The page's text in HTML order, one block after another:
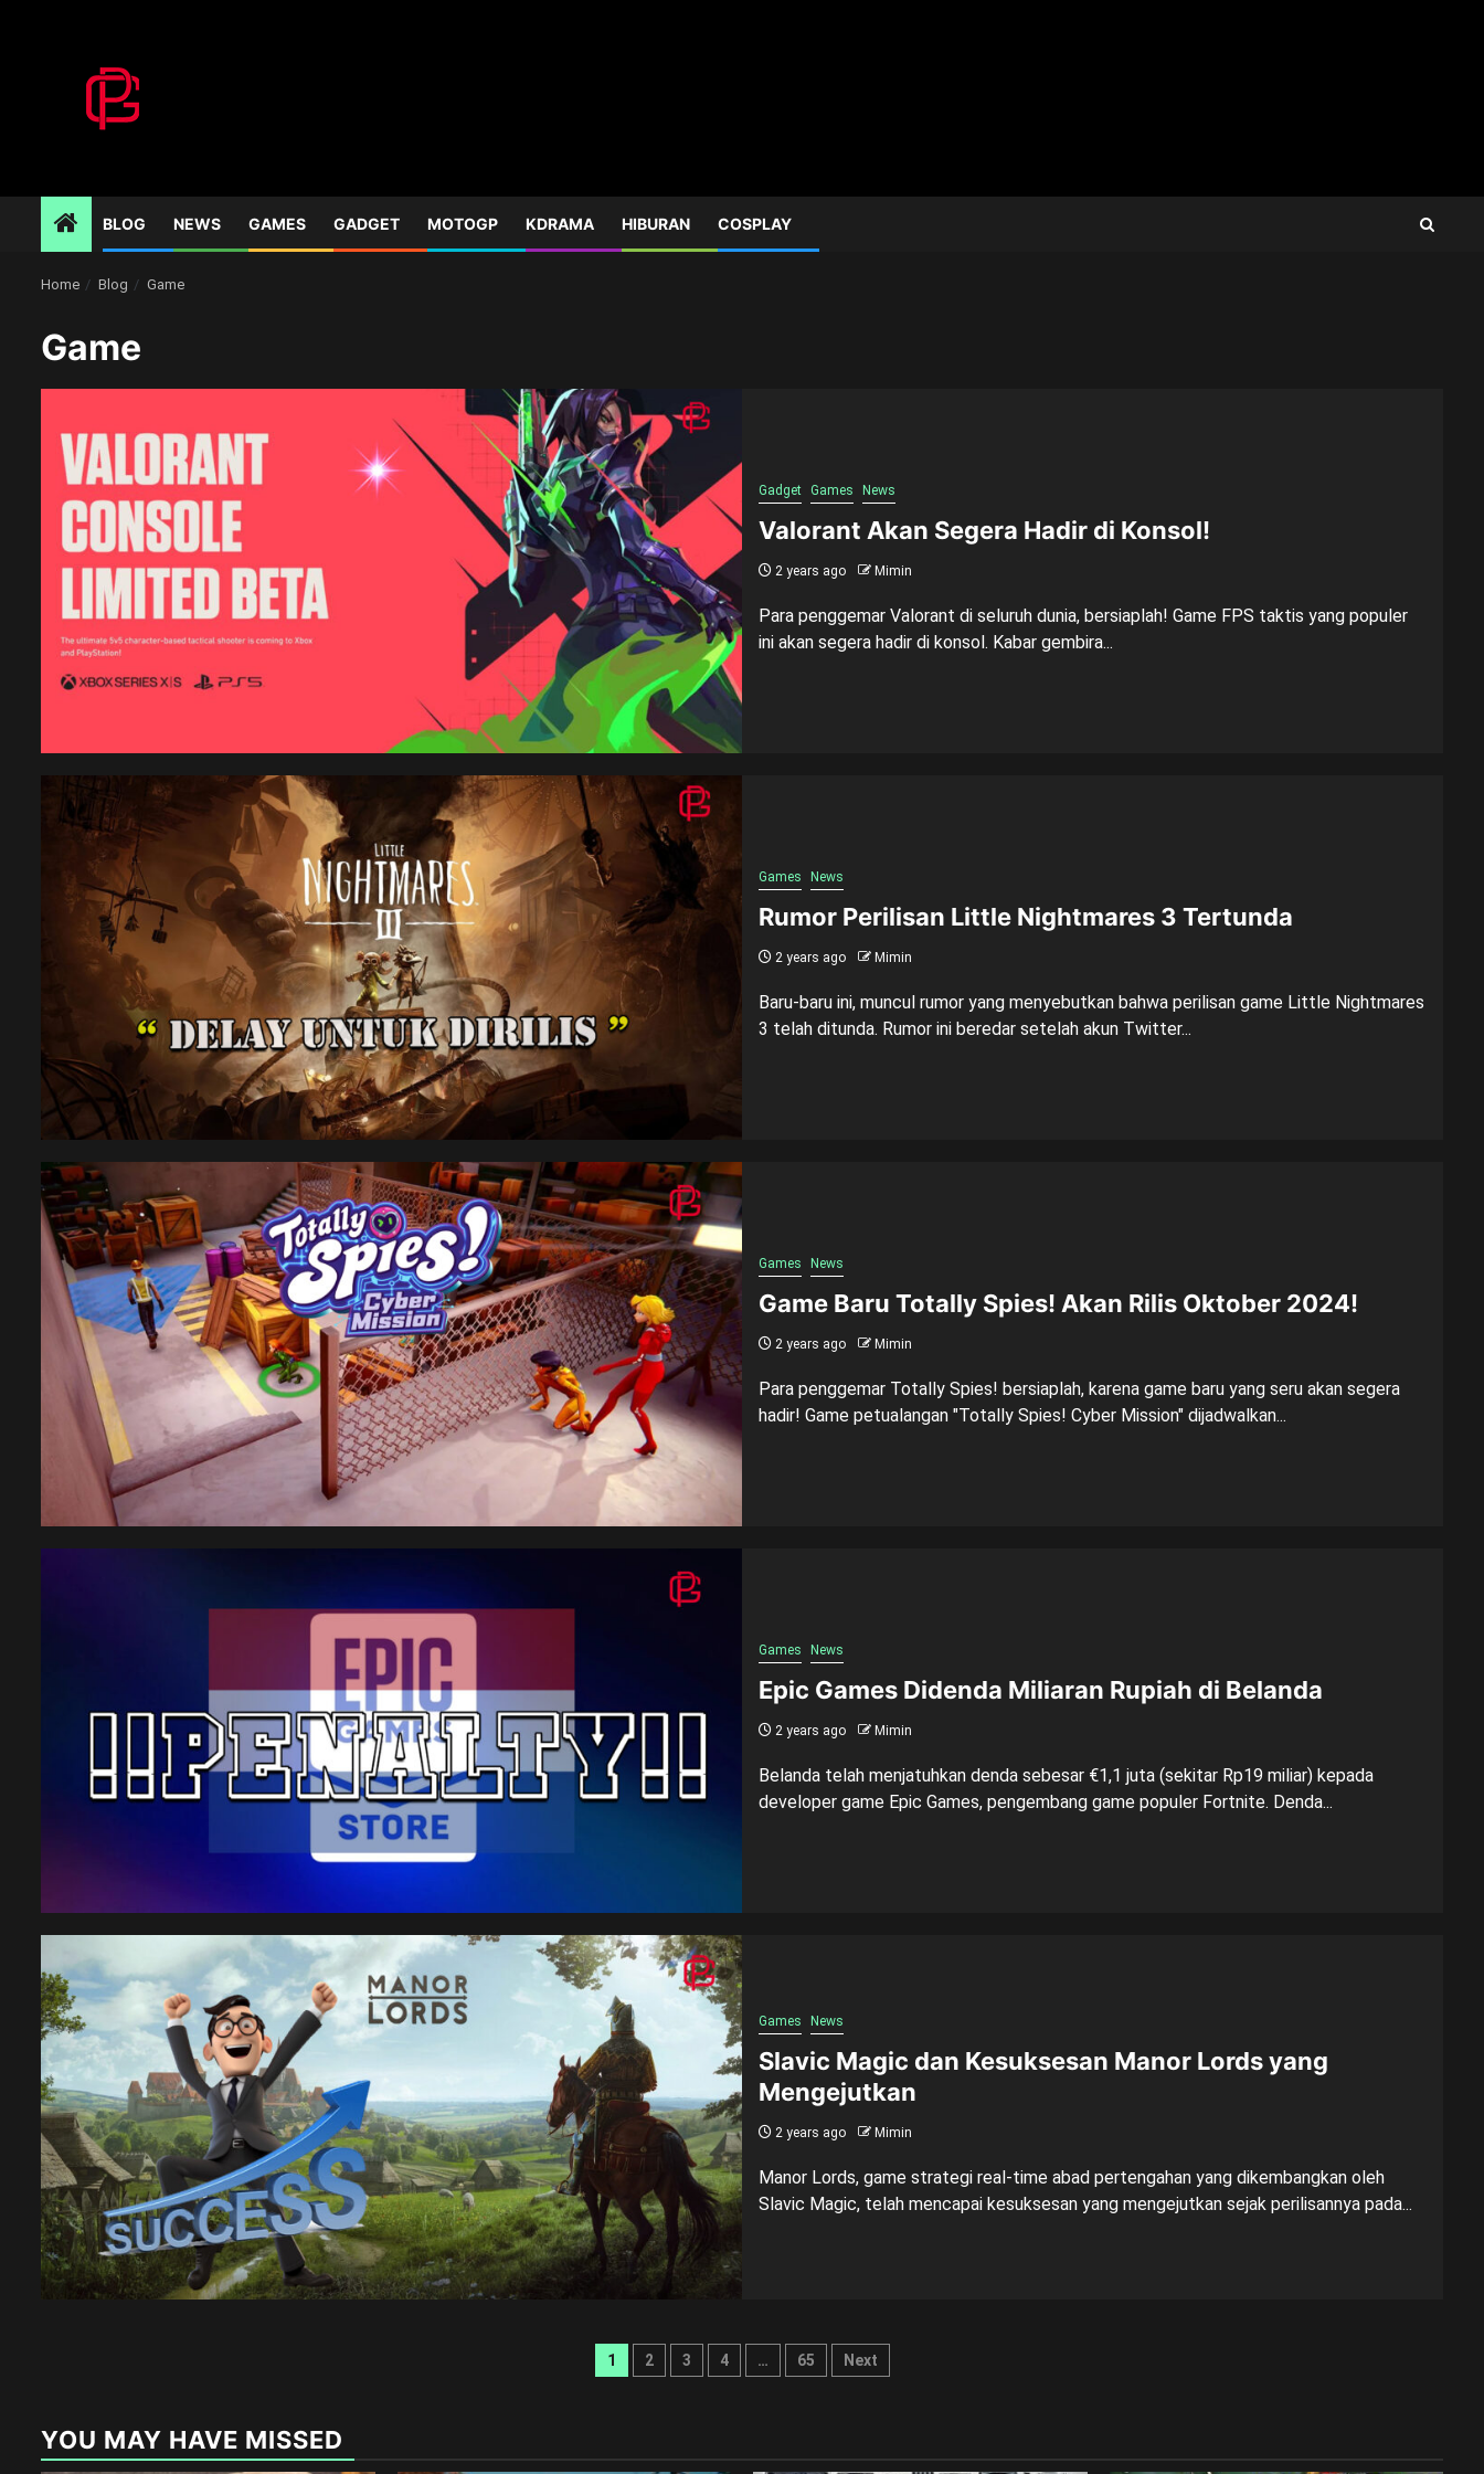
BLOG NEWS GAMES GADGET MOTOGP KDRAMA HIBURAN COSPLAY
Home Blog Game
Game
Gadget Games News
Valorant Akan Segera Hadir di Konsol!
2 years ago Mimin
Para penggemar Valorant di seluruh dunia, bersiaplah! Game FPS taktis yang populer
ini akan segera hadir di konsol. Kabar gembira...
Games News
Rumor Perilisan Little Nightmares 3 Tertunda
2 years ago Mimin
Baru-baru ini, muncul rumor yang menyebutkan bahwa perilisan game Little Nightmares
3 telah ditunda. Rumor ini beredar setelah akun Twitter...
Games News
Game Baru Totally Spies! Akan Rilis Oktober 2024!
2 years ago Mimin
Para penggemar Totally Spies! bersiaplah, karena game baru yang seru akan segera
hadir! Game petualangan "Totally Spies! Cyber Mission" dijadwalkan...
Games News
Epic Games Didenda Miliaran Rupiah di Belanda
2 years ago Mimin
Belanda telah menjatuhkan denda sebesar €1,1 juta (sekitar Rp19 miliar) kepada
developer game Epic Games, pengembang game populer Fortnite. Denda...
Games News
Slavic Magic dan Kesuksesan Manor Lords yang
Mengejutkan
2 years ago Mimin
Manor Lords, game strategi real-time abad pertengahan yang dikembangkan oleh
Slavic Magic, telah mencapai kesuksesan yang mengejutkan sejak perilisannya pada...
Posts
1 2 3 4 … 65 Next
YOU MAY HAVE MISSED